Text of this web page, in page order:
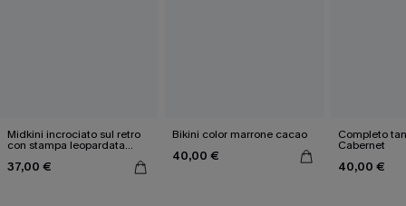
Midkini incrociato sul retro
con stampa leopardata
37,00 €
Bikini color marrone cacao
40,00 €
Completo
Cabernet
40,00 €